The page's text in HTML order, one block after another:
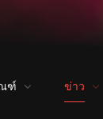
ฑ์ ข่าว